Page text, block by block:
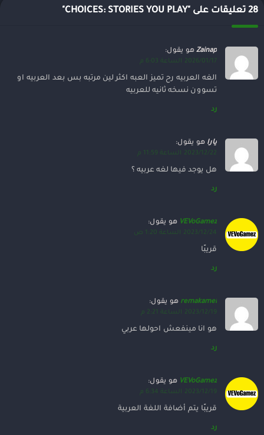
28 تعليقات على "CHOICES: STORIES YOU PLAY"
Zainap هو يقول:
2026/01/17 الساعة 6:03 م
الغه العربيه رح تميز العبه اكثر لين مرتبه بس بعد العربيه او
تسوون نسخه ثانيه للعربيه
رد
يارا هو يقول:
2023/12/22 الساعة 11:59 م
هل يوجد فيها لغه عربيه ؟
رد
VEVoGamez هو يقول:
2023/12/24 الساعة 1:20 ص
قريبََا
رد
remakamel هو يقول:
2023/12/19 الساعة 2:21 م
هو انا مينفعش احولها عربي
رد
VEVoGamez هو يقول:
2023/12/19 الساعة 6:34 م
قريبََا يتم أضافة اللغة العربية
رد